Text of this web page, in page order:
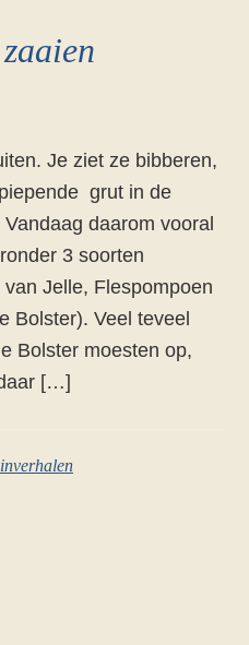
Je ziet ze bibberen,
grut in de
daarom vooral
3 soorten
Jelle, Flespompoen
Bolster). Veel teveel
Bolster moesten op,
[…]